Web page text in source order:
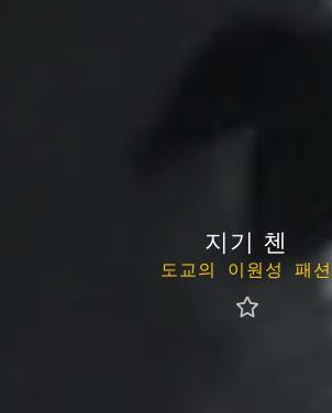
지기 첸
도교의 이원성 패션